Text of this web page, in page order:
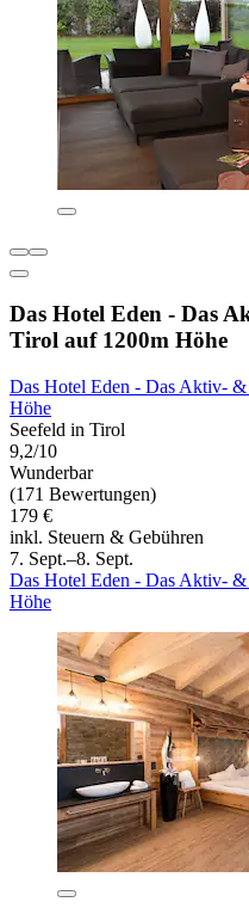
Das Hotel Eden - Das
Tirol auf 1200m Höhe
Das Hotel Eden - Das Aktiv-
Höhe
Seefeld in Tirol
9,2/10
Wunderbar
(171 Bewertungen)
179 €
inkl. Steuern & Gebühren
7. Sept.–8. Sept.
Das Hotel Eden - Das Aktiv-
Höhe